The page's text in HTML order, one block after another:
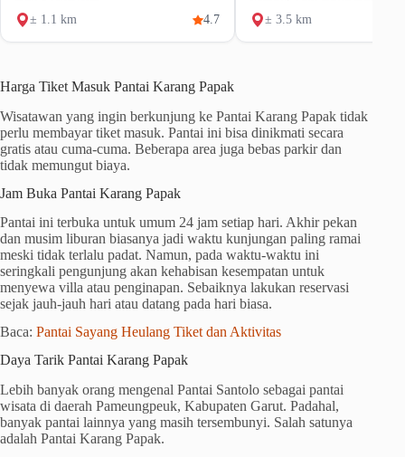
± 1.1 km
4.7
± 3.5 km
Harga Tiket Masuk Pantai Karang Papak
Wisatawan yang ingin berkunjung ke Pantai Karang Papak tidak
perlu membayar tiket masuk. Pantai ini bisa dinikmati secara
gratis atau cuma-cuma. Beberapa area juga bebas parkir dan
tidak memungut biaya.
Jam Buka Pantai Karang Papak
Pantai ini terbuka untuk umum 24 jam setiap hari. Akhir pekan
dan musim liburan biasanya jadi waktu kunjungan paling ramai
meski tidak terlalu padat. Namun, pada waktu-waktu ini
seringkali pengunjung akan kehabisan kesempatan untuk
menyewa villa atau penginapan. Sebaiknya lakukan reservasi
sejak jauh-jauh hari atau datang pada hari biasa.
Baca: Pantai Sayang Heulang Tiket dan Aktivitas
Daya Tarik Pantai Karang Papak
Lebih banyak orang mengenal Pantai Santolo sebagai pantai
wisata di daerah Pameungpeuk, Kabupaten Garut. Padahal,
banyak pantai lainnya yang masih tersembunyi. Salah satunya
adalah Pantai Karang Papak.